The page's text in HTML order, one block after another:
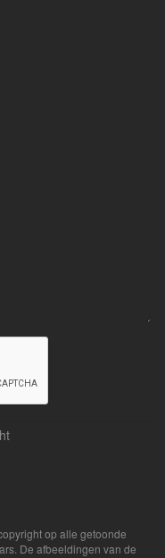
copyright op alle getoonde
De afbeeldingen van de